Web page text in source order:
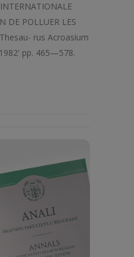
DE POLLUER LES
rus Acroasium
pp. 465—578.